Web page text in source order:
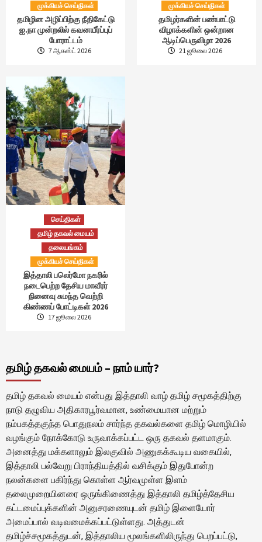
முக்கியச் செய்திகள்
தமிழின அழிப்பிற்கு நீதிகேட்டு
ஐ.நா முன்றலில் கவனயீர்ப்புப்
போராட்டம்
7 ஆகஸ்ட் 2026
முக்கியச் செய்திகள்
தமிழர்களின் பண்பாட்டு
விழாக்களின் ஒன்றான
ஆடிப்பெருவிழா 2026
21 ஜூலை 2026
செய்திகள்
தமிழ் தகவல் மையம்
தலையங்கம்
முக்கியச் செய்திகள்
இத்தாலி பலெர்மோ நகரில்
நடைபெற்ற தேசிய மாவீரர்
நினைவு சுமந்த வெற்றி
கிண்ணப் போட்டிகள் 2026
17 ஜூலை 2026
தமிழ் தகவல் மையம் – நாம் யார்?
தமிழ் தகவல் மையம் என்பது இத்தாலி வாழ் தமிழ் சமூகத்திற்கு
நாடு தழுவிய அதிகாரபூர்வமான, உண்மையான மற்றும்
நம்பகத்தகுந்த பொதுநலம் சார்ந்த தகவல்களை தமிழ் மொழியில்
வழங்கும் நோக்கோடு உருவாக்கப்பட்ட ஒரு தகவல் தளமாகும்.
அனைத்து மக்களாலும் இலகுவில் அணுகக்கூடிய வகையில்,
இத்தாலி பல்வேறு பிராந்தியத்தில் வசிக்கும் இதுபோன்ற
நலன்களை பகிர்ந்து கொள்ள ஆர்வமுள்ள இளம்
தலைமுறையினரை ஒருங்கிணைத்து இத்தாலி தமிழ்த்தேசிய
கட்டமைப்புக்களின் அனுசரணையுடன் தமிழ் இளையோர்
அமைப்பால் வடிவமைக்கப்பட்டுள்ளது. அத்துடன்
தமிழ்ச்சமூகத்துடன், இத்தாலிய மூலங்களிலிருந்து பெறப்பட்டு,